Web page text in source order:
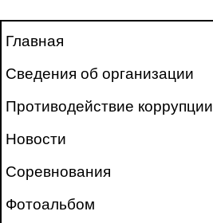
Главная
Сведения об организации
Противодействие коррупции
Новости
Соревнования
Фотоальбом